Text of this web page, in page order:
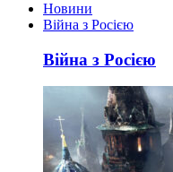
Новини
Війна з Росією
Війна з Росією